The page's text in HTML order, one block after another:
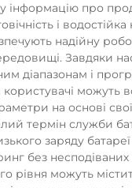
інформацію про
і водостійка
надійну
Завдяки
діапазонам і
можуть
на основі
термін служби
заряду
без
рівня можуть